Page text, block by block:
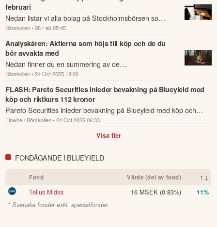
februari
Nedan listar vi alla bolag på Stockholmsbörsen som
rapporterar idag den 26 februari.
Börskollen • 26 Feb 05:45
Analyskåren: Aktierna som höjs till köp och de du
bör avvakta med
Nedan finner du en summering av de
analysrekommendationer och riktkursförändringar
som har rapporterats om idag den 24 oktober.
Börskollen • 24 Oct 2025 13:00
FLASH: Pareto Securities inleder bevakning på Blueyield med
köp och riktkurs 112 kronor
Pareto Securities inleder bevakning på Blueyield med köp och
riktkurs 112 kronor.
Finwire / Börskollen • 24 Oct 2025 06:33
Visa fler
FONDÄGANDE I BLUEYIELD
Fond Värde (del av fond) ↑↓
Tellus Midas 16 MSEK (0.83%)
11%
* Svenska fonder exkl. specialfonder.